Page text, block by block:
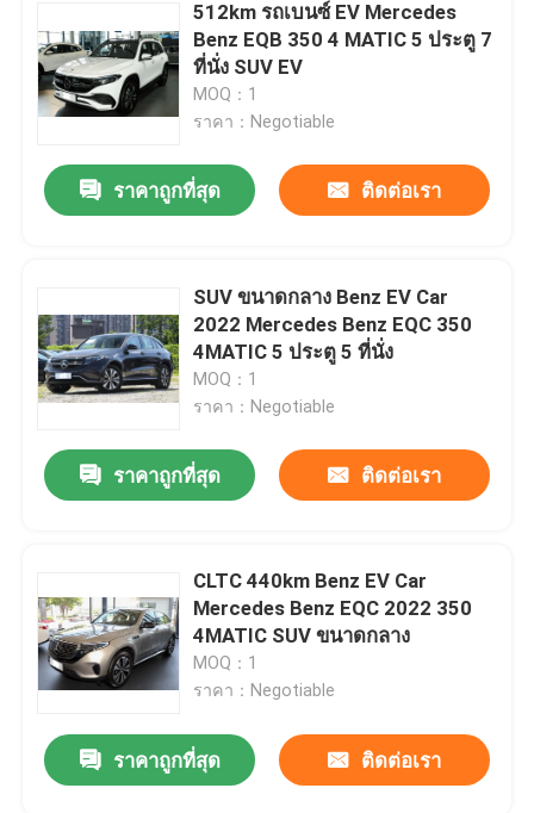
512km รถเบนซ์ EV Mercedes
Benz EQB 350 4 MATIC 5 ประตู 7
ที่นั่ง SUV EV
MOQ：1
ราคา：Negotiable
ราคาถูกที่สุด ติดต่อเรา
SUV ขนาดกลาง Benz EV Car
2022 Mercedes Benz EQC 350
4MATIC 5 ประตู 5 ที่นั่ง
MOQ：1
ราคา：Negotiable
ราคาถูกที่สุด ติดต่อเรา
CLTC 440km Benz EV Car
Mercedes Benz EQC 2022 350
4MATIC SUV ขนาดกลาง
MOQ：1
ราคา：Negotiable
ราคาถูกที่สุด ติดต่อเรา